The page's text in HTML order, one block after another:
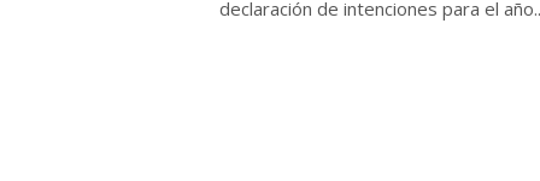
declaración de intenciones para el